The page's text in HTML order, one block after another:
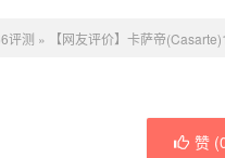
评测 » 【网友评价】卡萨帝
赞 (